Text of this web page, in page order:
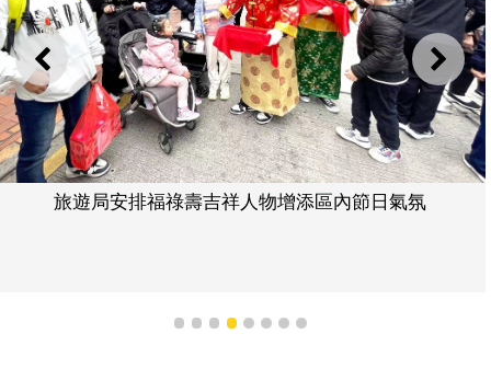
上一則 下一
內節日氣氛
旅遊局安排福祿壽吉祥人物增添
1 2 3 4 5 6 7 8